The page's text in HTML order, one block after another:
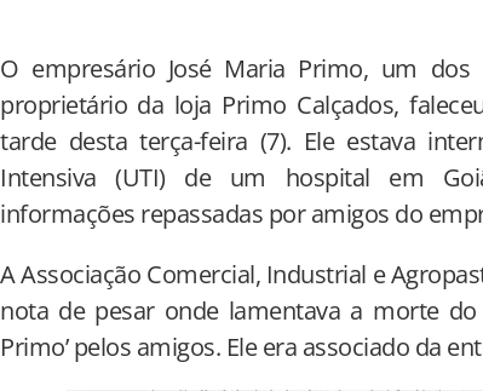
O empresário José Maria Primo, um
proprietário da loja Primo Calçados,
tarde desta terça-feira (7). Ele estava
Intensiva (UTI) de um hospital em
informações repassadas por amigos do
A Associação Comercial, Industrial e
nota de pesar onde lamentava a morte do
Primo’ pelos amigos. Ele era associado da